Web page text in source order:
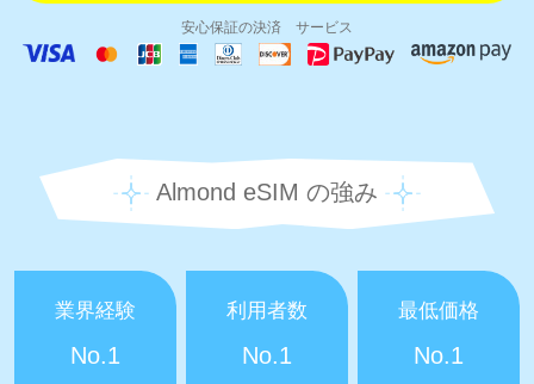
安心保証の決済 サービス
Almond eSIM の強み
業界経験
No.1
利用者数
No.1
最低価格
No.1